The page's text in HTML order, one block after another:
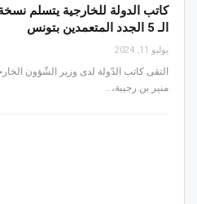
كاتب الدولة للخارجية يتسلم
الـ 5 الجدد المتعمدين بتونس
يوليو 11, 2024
التقى كاتب الدّولة لدى وزير الشّؤون
منير بن رجيبة،…